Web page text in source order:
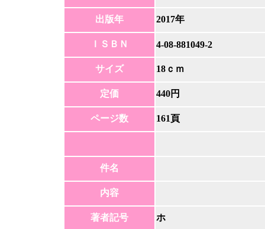
出版年 2017年
ＩＳＢＮ 4-08-881049-2
サイズ 18ｃｍ
定価 440円
ページ数 161頁
件名
内容
著者記号 ホ